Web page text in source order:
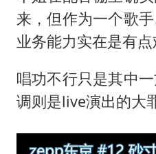
来，但作为一个歌
业务能力实在是有点
唱功不行只是其中
调则是live演出的大罪